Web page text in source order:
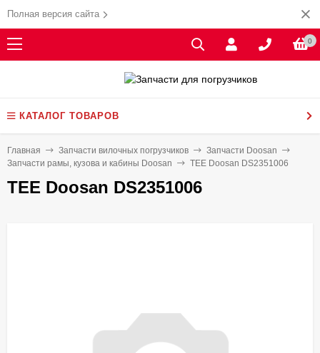
Полная версия сайта
0
КАТАЛОГ ТОВАРОВ
Главная Запчасти вилочных погрузчиков
Запчасти Doosan
Запчасти рамы, кузова и кабины Doosan
TEE Doosan DS2351006
TEE Doosan DS2351006